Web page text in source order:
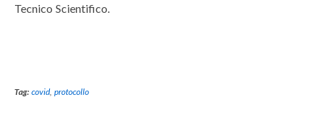
Tecnico Scientifico.
Tag: covid, protocollo